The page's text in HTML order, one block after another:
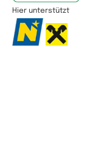
Hier unterstützt